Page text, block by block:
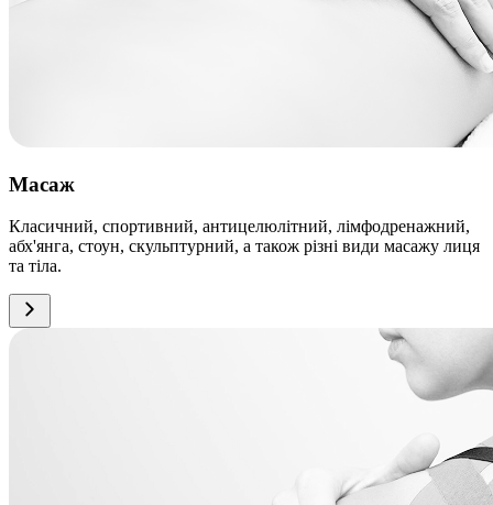
Масаж
Класичний, спортивний, антицелюлітний, лімфодренажний,
абх'янга, стоун, скульптурний, а також різні види масажу лиця
та тіла.